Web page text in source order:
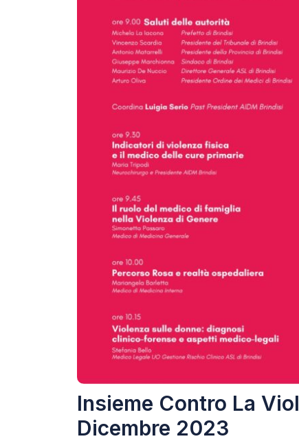
Insieme Contro La
Dicembre 2023